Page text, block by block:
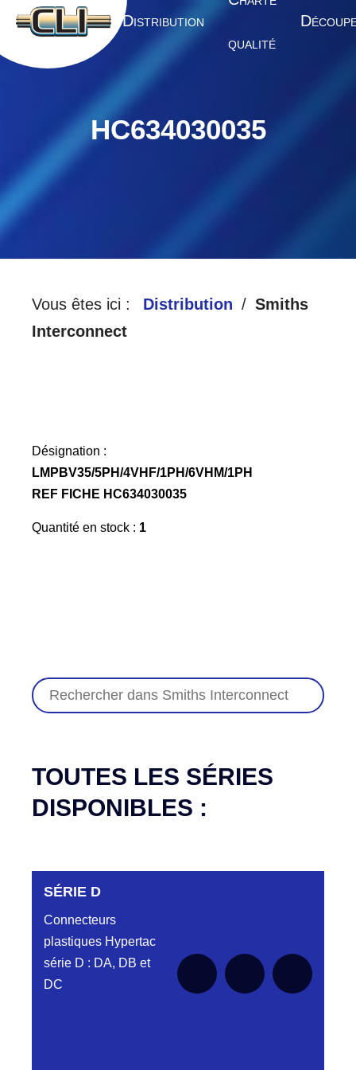
A CCUEIL DISTRIBUTION
QUALITÉ
D
HC634030035
Vous êtes ici : Distribution
Smiths
Interconnect
Désignation :
LMPBV35/5PH/4VHF/1PH/6VHM/1PH
REF FICHE HC634030035
Quantité en stock : 1
TOUTES LES SÉRIES
DISPONIBLES :
SÉRIE D
Connecteurs
plastiques Hypertac
série D : DA, DB et
DC